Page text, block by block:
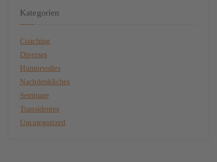
Kategorien
Coaching
Diverses
Humorvolles
Nachdenkliches
Seminare
Transidentes
Uncategorized